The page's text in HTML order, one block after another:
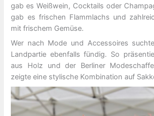
gab es Weißwein, Cocktails oder
gab es frischen Flammlachs und
mit frischem Gemüse.
Wer nach Mode und Accessoires
Landpartie ebenfalls fündig. So
aus Holz und der Berliner
zeigte eine stylische Kombination auf